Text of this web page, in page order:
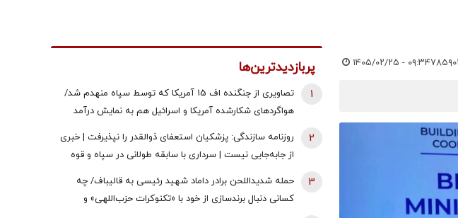
۱۴۰۵/۰۲/۲۵ - ۰۹:۳۴ پربازدیدترین‌ها
تصاویری از جنگنده اف 15 آمریکا که توسط سپاه منهدم شد/
هواگردهای شکارشده آمریکا و اسرائیل هم به نمایش درآمد
1
روزنامه سازندگی: پزشکیان استعفای ذوالقدر را نپذیرفت | خبری
از جابه‌جایی نیست | سرداری با سابقه طولانی در سپاه و قوه
2
حمله شدیداللحن برادر داماد شهید رئیسی به قالیباف/ چه
کسانی دنبال برندسازی از خود با «تکنوکرات حزب‌اللهی» و
3